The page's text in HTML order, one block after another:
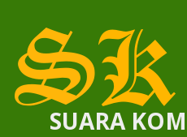
content
SUARA